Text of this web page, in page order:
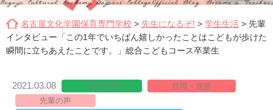
名古屋文化学園保育専門学校 > 先生になるぞ! > 学生生活 > 先輩
インタビュー「この1年でいちばん嬉しかったことはこどもが歩けた
瞬間に立ちあえたことです。」総合こどもコース卒業生
2021.03.08 学生生活
就職・進路
先輩の声